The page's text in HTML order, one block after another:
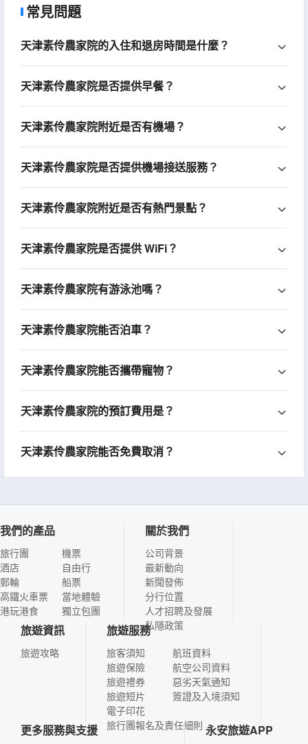
常見問題
天津素伶農家院的入住和退房時間是什麼？
天津素伶農家院是否提供早餐？
天津素伶農家院附近是否有機場？
天津素伶農家院是否提供機場接送服務？
天津素伶農家院附近是否有熱門景點？
天津素伶農家院是否提供 WiFi？
天津素伶農家院有游泳池嗎？
天津素伶農家院能否泊車？
天津素伶農家院能否攜帶寵物？
天津素伶農家院的預訂費用是？
天津素伶農家院能否免費取消？
我們的產品
旅行團
酒店
郵輪
高鐵火車票
港玩港食
機票
自由行
船票
當地體驗
獨立包團
關於我們
公司背景
最新動向
新聞發佈
分行位置
人才招聘及發展
私隱政策
旅遊資訊
旅遊攻略
旅遊服務
旅客須知
旅遊保險
旅遊禮券
旅遊短片
電子印花
航班資料
航空公司資料
惡劣天氣通知
簽證及入境須知
旅行團報名及責任細則
更多服務與支援 永安旅遊APP